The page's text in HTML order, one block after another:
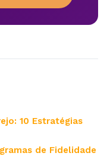
10 Estratégias
de Fidelidade